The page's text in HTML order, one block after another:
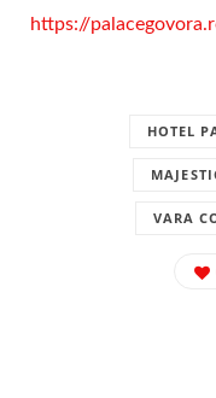
https://
HOTEL
VARA